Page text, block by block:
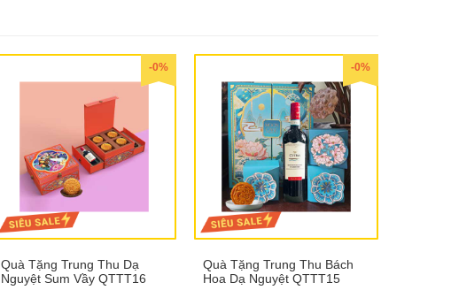
-0%
Quà Tặng Trung Thu Dạ
Nguyệt Sum Vầy QTTT16
-0%
Quà Tặng Trung Thu Bách
Hoa Dạ Nguyệt QTTT15